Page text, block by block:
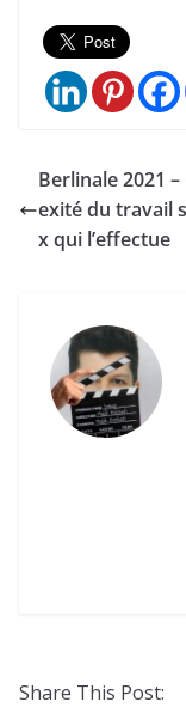
Berlinale 2021
exité du travail
x qui l’effectue
Share This Post: